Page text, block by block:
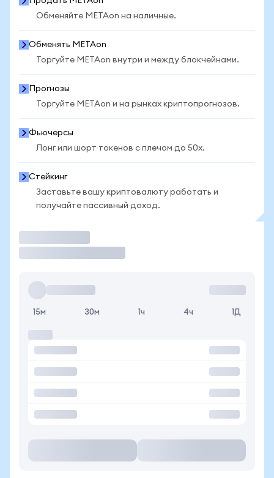
Обменяйте METAon на наличные.
Обменять METAon
Торгуйте METAon внутри и между блокчейнами.
Прогнозы
Торгуйте METAon и на рынках криптопрогнозов.
Фьючерсы
Лонг или шорт токенов с плечом до 50x.
Стейкинг
Заставьте вашу криптовалюту работать и
получайте пассивный доход.
15м 30м 1ч 4ч 1Д